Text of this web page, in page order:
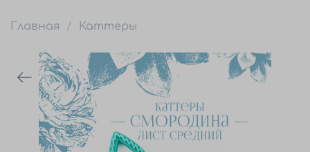
Главная Каттеры